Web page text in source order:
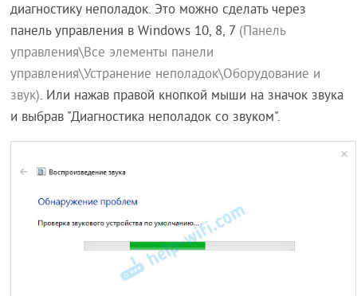
диагностику неполадок. Это можно сделать через
панель управления в Windows 10, 8, 7 (Панель
управления\Все элементы панели
управления\Устранение неполадок\Оборудование и
звук). Или нажав правой кнопкой мыши на значок звука
и выбрав "Диагностика неполадок со звуком".